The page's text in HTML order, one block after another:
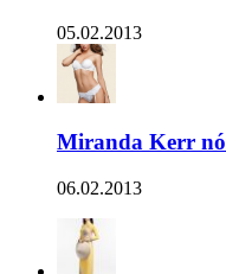
05.02.2013
Miranda Kerr
06.02.2013